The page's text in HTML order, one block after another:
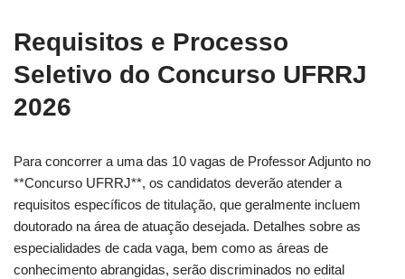
Requisitos e Processo
Seletivo do Concurso UFRRJ
2026
Para concorrer a uma das 10 vagas de Professor Adjunto no
**Concurso UFRRJ**, os candidatos deverão atender a
requisitos específicos de titulação, que geralmente incluem
doutorado na área de atuação desejada. Detalhes sobre as
especialidades de cada vaga, bem como as áreas de
conhecimento abrangidas, serão discriminados no edital